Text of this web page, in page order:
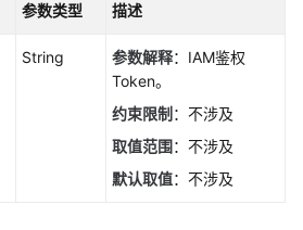
参数类型 描述
String 参数解释：IAM鉴权
Token。
约束限制 ：不涉及
取值范围：不涉及
默认取值：不涉及